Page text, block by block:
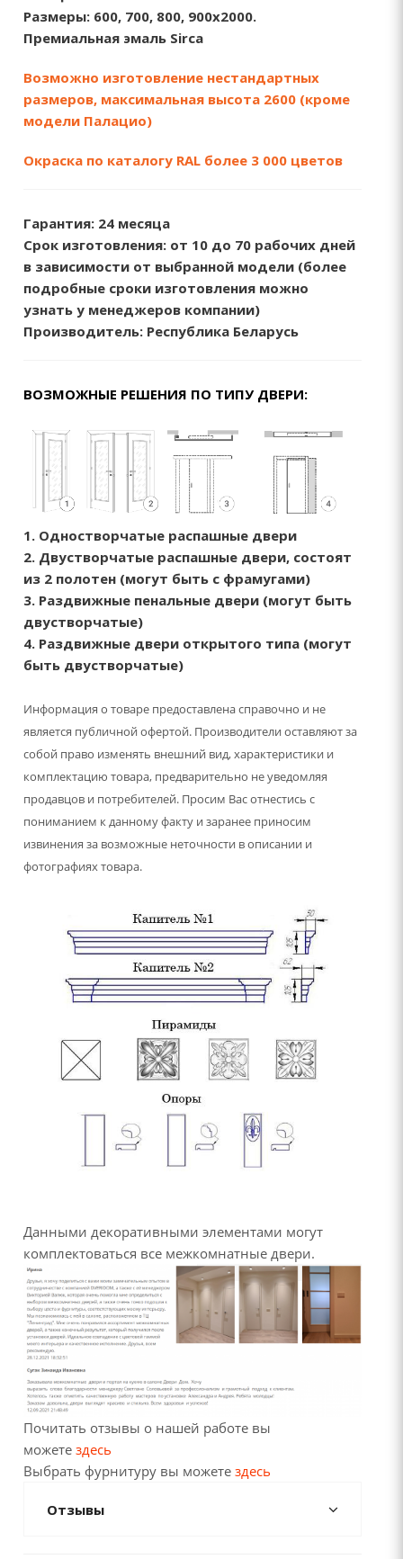
Размеры: 600, 700, 800, 900х2000.
Премиальная эмаль Sirca
Возможно изготовление нестандартных
размеров, максимальная высота 2600 (кроме
модели Палацио)
Окраска по каталогу RAL более 3 000 цветов
Гарантия: 24 месяца
Срок изготовления: от 10 до 70 рабочих дней
в зависимости от выбранной модели (более
подробные сроки изготовления можно
узнать у менеджеров компании)
Производитель: Республика Беларусь
ВОЗМОЖНЫЕ РЕШЕНИЯ ПО ТИПУ ДВЕРИ:
1. Одностворчатые распашные двери
2. Двустворчатые распашные двери, состоят
из 2 полотен (могут быть с фрамугами)
3. Раздвижные пенальные двери (могут быть
двустворчатые)
4. Раздвижные двери открытого типа (могут
быть двустворчатые)
Информация о товаре предоставлена справочно и не
является публичной офертой. Производители оставляют за
собой право изменять внешний вид, характеристики и
комплектацию товара, предварительно не уведомляя
продавцов и потребителей. Просим Вас отнестись с
пониманием к данному факту и заранее приносим
извинения за возможные неточности в описании и
фотографиях товара.
Данными декоративными элементами могут
комплектоваться все межкомнатные двери.
Почитать отзывы о нашей работе вы
можетездесь
Выбрать фурнитуру вы можетездесь
Отзывы